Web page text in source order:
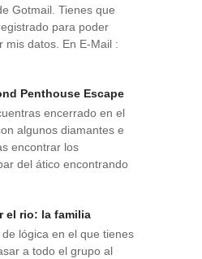
Gotmail. Tienes que
para poder
mis datos. En E-Mail :
Penthouse Escape
encerrado en el
algunos diamantes e
encontrar los
del ático encontrando
el rio: la familia
lógica en el que tienes
a todo el grupo al